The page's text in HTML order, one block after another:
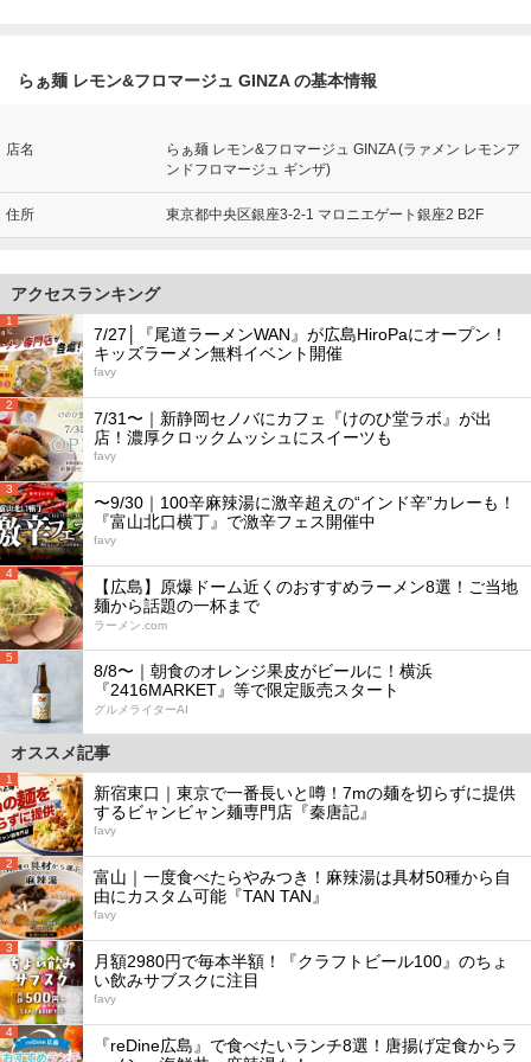
らぁ麺 レモン&フロマージュ GINZA の基本情報
店名
らぁ麺 レモン&フロマージュ GINZA (ラァメン レモンア
ンドフロマージュ ギンザ)
住所 東京都中央区銀座3-2-1 マロニエゲート銀座2 B2F
アクセスランキング
1
7/27│『尾道ラーメンWAN』が広島HiroPaにオープン！
キッズラーメン無料イベント開催
favy
2
7/31〜｜新静岡セノバにカフェ『けのひ堂ラボ』が出
店！濃厚クロックムッシュにスイーツも
favy
3
〜9/30｜100辛麻辣湯に激辛超えの“インド辛”カレーも！
『富山北口横丁』で激辛フェス開催中
favy
4
【広島】原爆ドーム近くのおすすめラーメン8選！ご当地
麺から話題の一杯まで
ラーメン.com
5
8/8〜｜朝食のオレンジ果皮がビールに！横浜
『2416MARKET』等で限定販売スタート
グルメライターAI
オススメ記事
1
新宿東口｜東京で一番長いと噂！7mの麺を切らずに提供
するビャンビャン麺専門店『秦唐記』
favy
2
富山｜一度食べたらやみつき！麻辣湯は具材50種から自
由にカスタム可能『TAN TAN』
favy
3
月額2980円で毎本半額！『クラフトビール100』のちょ
い飲みサブスクに注目
favy
4
『reDine広島』で食べたいランチ8選！唐揚げ定食からラ